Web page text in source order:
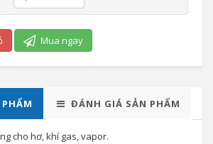
Mua ngay
ĐÁNH GIÁ SẢN PHẨM
cho hơ, khí gas, vapor.